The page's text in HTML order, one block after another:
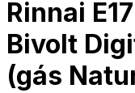
Rinnai
Bivolt
(gás